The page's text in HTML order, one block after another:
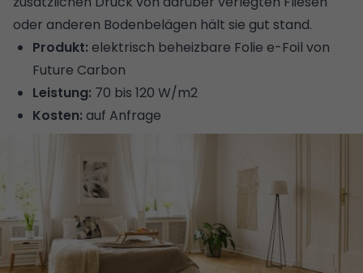
oder anderen Bodenbelägen hält sie gut stand.
Produkt: elektrisch beheizbare Folie e-Foil von
Future Carbon
Leistung: 70 bis 120 W/m2
Kosten: auf Anfrage